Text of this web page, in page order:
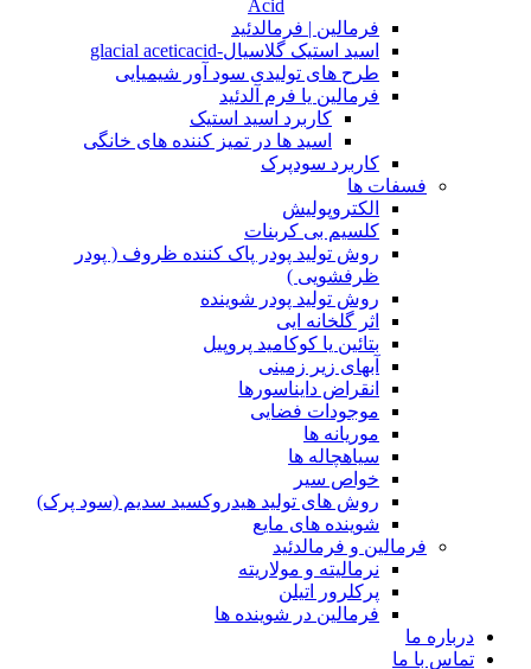
Acid
فرمالین | فرمالدئید
اسید استیک گلاسیال-glacial aceticacid
طرح های تولیدی سود آور شیمیایی
فرمالین یا فرم آلدئید
کاربرد اسید استیک
اسید ها در تمیز کننده های خانگی
کاربرد سودپرک
فسفات ها
الکتروپولیش
کلسیم بی کربنات
روش تولید پودر پاک کننده ظروف ( پودر
ظرفشویی )
روش تولید پودر شوینده
اثر گلخانه ایی
بتائین یا کوکامید پروپیل
آبهای زیر زمینی
انقراض دایناسورها
موجودات فضایی
موریانه ها
سیاهچاله ها
خواص سیر
روش های تولید هیدروکسید سدیم (سود پرک)
شوینده های مایع
فرمالین و فرمالدئید
نرمالیته و مولاریته
پرکلرور اتیلن
فرمالین در شوینده ها
درباره ما
تماس با ما